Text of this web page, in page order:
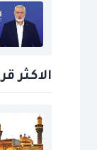
الاكثر